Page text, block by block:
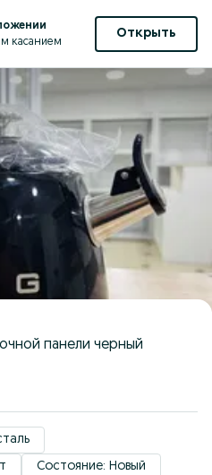
касанием
Открыть
панели черный
Состояние: Новый